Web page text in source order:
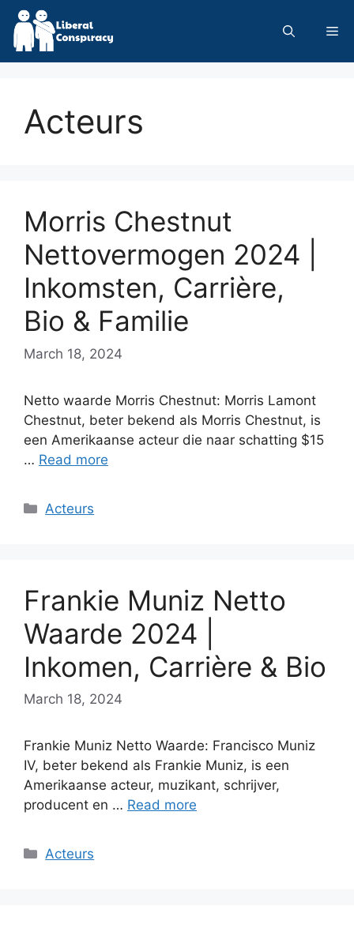
Skip
content
Acteurs
Morris Chestnut
Nettovermogen 2024 |
Inkomsten, Carrière,
Bio & Familie
March 18, 2024
Netto waarde Morris Chestnut: Morris Lamont
Chestnut, beter bekend als Morris Chestnut, is
een Amerikaanse acteur die naar schatting $15
… Read more
Categories
Acteurs
Frankie Muniz Netto
Waarde 2024 |
Inkomen, Carrière & Bio
March 18, 2024
Frankie Muniz Netto Waarde: Francisco Muniz
IV, beter bekend als Frankie Muniz, is een
Amerikaanse acteur, muzikant, schrijver,
producent en … Read more
Categories
Acteurs